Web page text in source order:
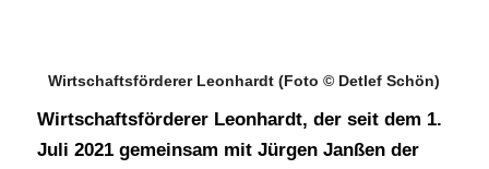
Wirtschaftsförderer Leonhardt (Foto © Detlef Schön)
Wirtschaftsförderer Leonhardt, der seit dem 1.
Juli 2021 gemeinsam mit Jürgen Janßen der